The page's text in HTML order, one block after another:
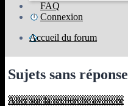
FAQ
Connexion
Accueil du forum
Sujets sans réponse
Aller sur la recherche avancée